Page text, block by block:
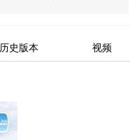
历史版本 视频